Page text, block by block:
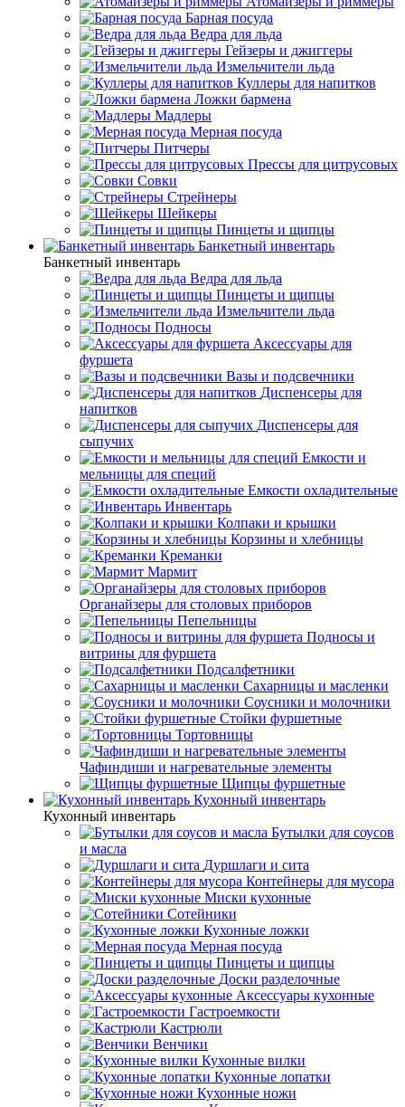
Барная посуда
Ведра для льда
Гейзеры и джиггеры
Измельчители льда
Куллеры для напитков
Ложки бармена
Мадлеры
Мерная посуда
Питчеры
Прессы для цитрусовых
Совки
Стрейнеры
Шейкеры
Пинцеты и щипцы
Банкетный инвентарь
Банкетный инвентарь
Ведра для льда
Пинцеты и щипцы
Измельчители льда
Подносы
Аксессуары для
фуршета
Вазы и подсвечники
Диспенсеры для
напитков
Диспенсеры для
сыпучих
Емкости и
мельницы для специй
Емкости охладительные
Инвентарь
Колпаки и крышки
Корзины и хлебницы
Креманки
Мармит
Органайзеры для столовых приборов
Пепельницы
Подносы и
витрины для фуршета
Подсалфетники
Сахарницы и масленки
Соусники и молочники
Стойки фуршетные
Тортовницы
Чафиндиши и нагревательные элементы
Щипцы фуршетные
Кухонный инвентарь
Кухонный инвентарь
Бутылки для соусов
и масла
Дуршлаги и сита
Контейнеры для мусора
Миски кухонные
Сотейники
Кухонные ложки
Мерная посуда
Пинцеты и щипцы
Доски разделочные
Аксессуары кухонные
Гастроемкости
Кастрюли
Венчики
Кухонные вилки
Кухонные лопатки
Кухонные ножи